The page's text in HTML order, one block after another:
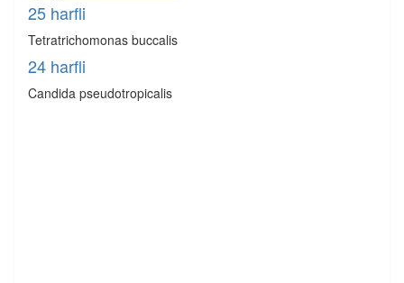
25 harfli
Tetratrichomonas buccalis
24 harfli
Candida pseudotropicalis